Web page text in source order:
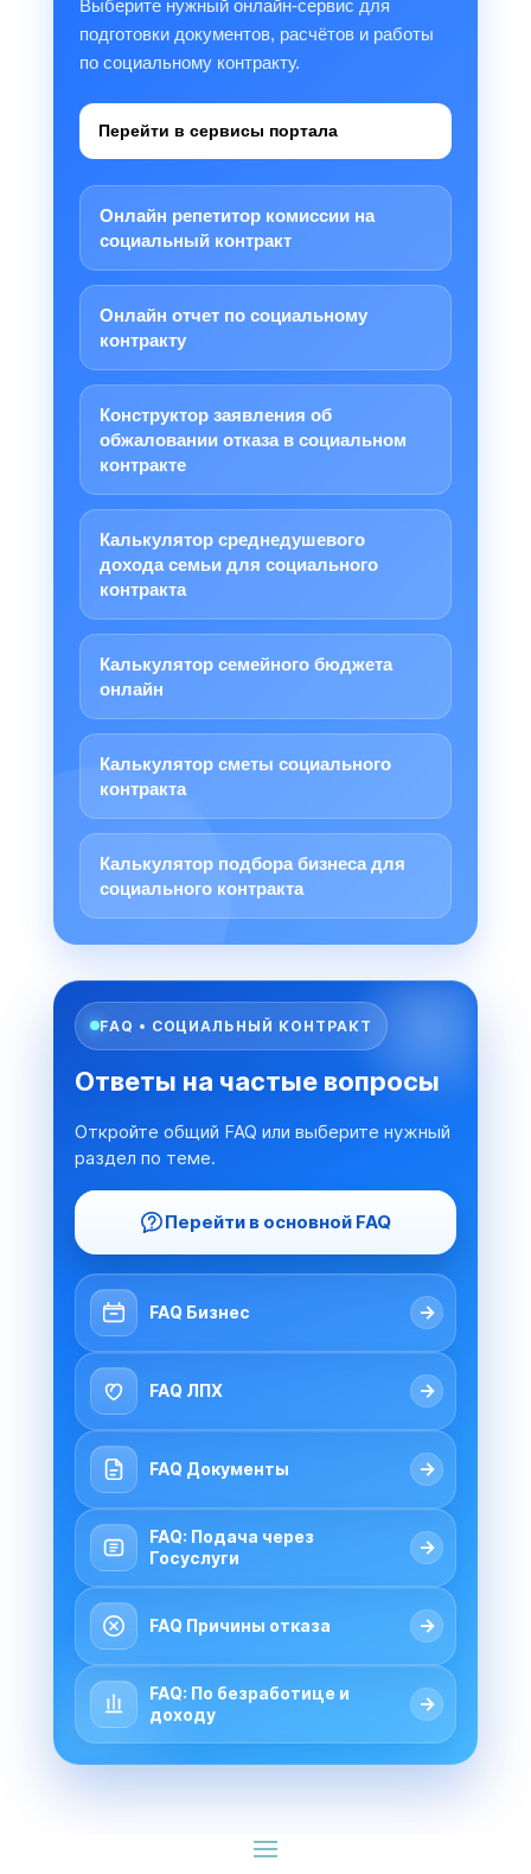
Выберите нужный онлайн-сервис для
подготовки документов, расчётов и работы
по социальному контракту.
Перейти в сервисы портала
Онлайн репетитор комиссии на
социальный контракт
Онлайн отчет по социальному
контракту
Конструктор заявления об
обжаловании отказа в социальном
контракте
Калькулятор среднедушевого
дохода семьи для социального
контракта
Калькулятор семейного бюджета
онлайн
Калькулятор сметы социального
контракта
Калькулятор подбора бизнеса для
социального контракта
FAQ • СОЦИАЛЬНЫЙ КОНТРАКТ
Ответы на частые вопросы
Откройте общий FAQ или выберите нужный
раздел по теме.
Перейти в основной FAQ
FAQ Бизнес →
FAQ ЛПХ →
FAQ Документы →
FAQ: Подача через
Госуслуги
→
FAQ Причины отказа →
FAQ: По безработице и
доходу
→